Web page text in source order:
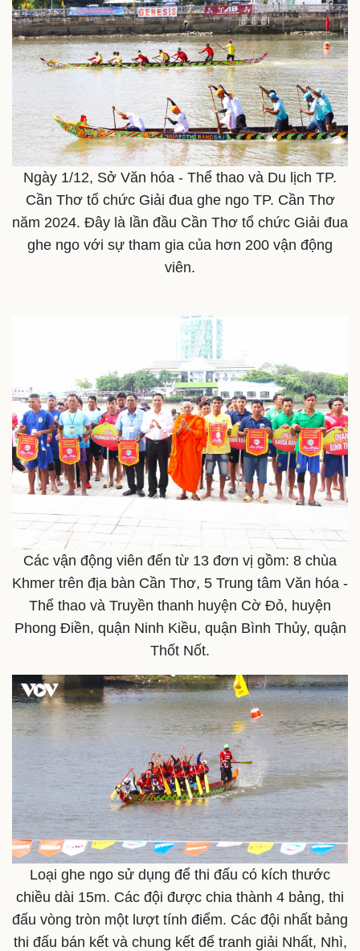
Quan sát
Cuộc sống đó đây
Hồ sơ
Multimedia
Video
Ảnh
E-Magazine
Infographic
Ngày 1/12, Sở Văn hóa - Thể thao và Du lịch TP.
Cần Thơ tổ chức Giải đua ghe ngo TP. Cần Thơ
năm 2024. Đây là lần đầu Cần Thơ tổ chức Giải đua
ghe ngo với sự tham gia của hơn 200 vận động
viên.
Các vận động viên đến từ 13 đơn vị gồm: 8 chùa
Khmer trên địa bàn Cần Thơ, 5 Trung tâm Văn hóa -
Thể thao và Truyền thanh huyện Cờ Đỏ, huyện
Phong Điền, quận Ninh Kiều, quận Bình Thủy, quận
Thốt Nốt.
Loại ghe ngo sử dụng để thi đấu có kích thước
chiều dài 15m. Các đội được chia thành 4 bảng, thi
đấu vòng tròn một lượt tính điểm. Các đội nhất bảng
thi đấu bán kết và chung kết để tranh giải Nhất, Nhì,